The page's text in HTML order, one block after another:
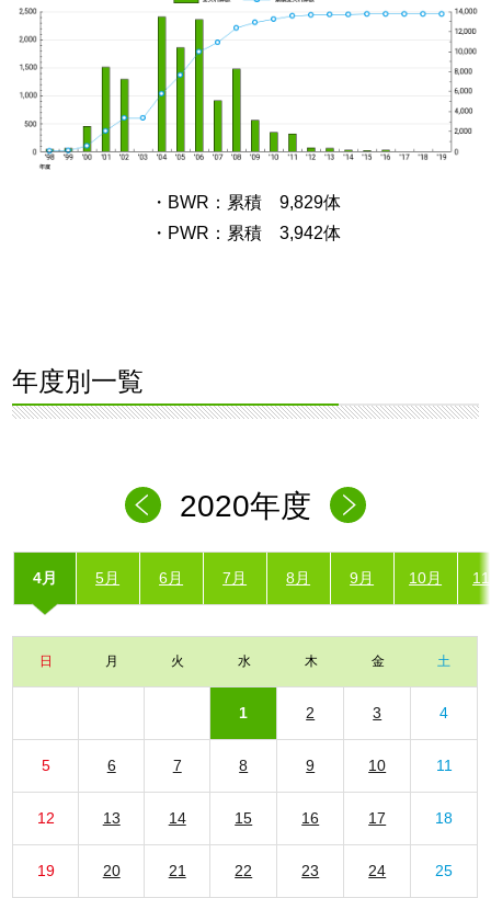
・BWR：累積 9,829体
・PWR：累積 3,942体
年度別一覧
2020年度
4月 5月 6月 7月 8月 9月 10月
日 月 火 水 木 金 土
1 2 3 4
5 6 7 8 9 10 11
12 13 14 15 16 17 18
19 20 21 22 23 24 25